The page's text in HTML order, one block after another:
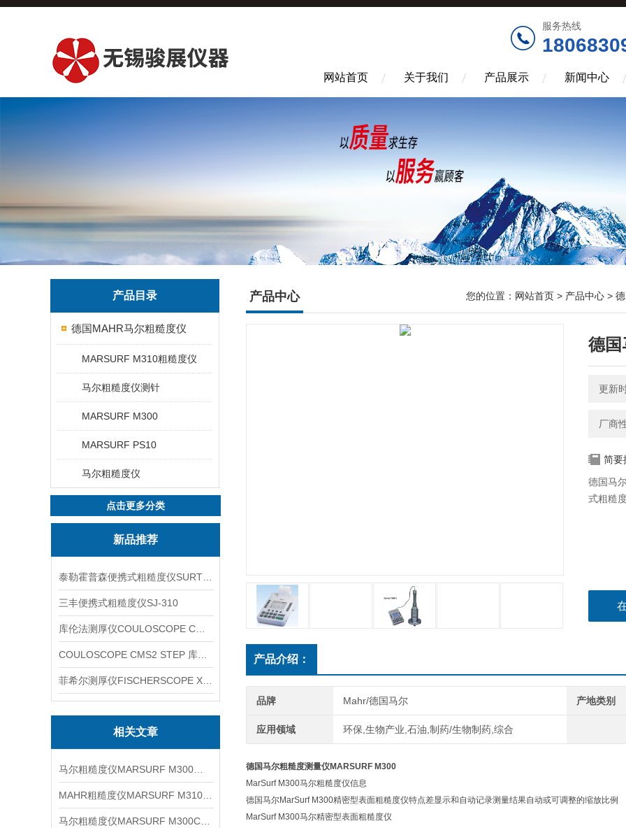
服务热线
网站首页 关于我们 产品展示 新闻中心
产品目录
德国MAHR马尔粗糙度仪
MARSURF M310粗糙度仪
马尔粗糙度仪测针
MARSURF M300
MARSURF PS10
马尔粗糙度仪
点击更多分类
新品推荐
三丰便携式粗糙度仪SJ-310
相关文章
产品中心 您的位置： 网站首页 > 产品中心 >
德国
更新
厂商
简要
德国马
式粗糙
产品介绍：
品牌 Mahr/德国马尔 产地类别
应用领域 环保,生物产业,石油,制药/生物制药,综合
德国马尔粗糙度测量仪MARSURF M300
MarSurf M300马尔粗糙度仪信息
德国马尔MarSurf M300精密型表面粗糙度仪特点差显示和自动记录测量结果自动或可调整的缩放比例
MarSurf M300马尔精密型表面粗糙度仪